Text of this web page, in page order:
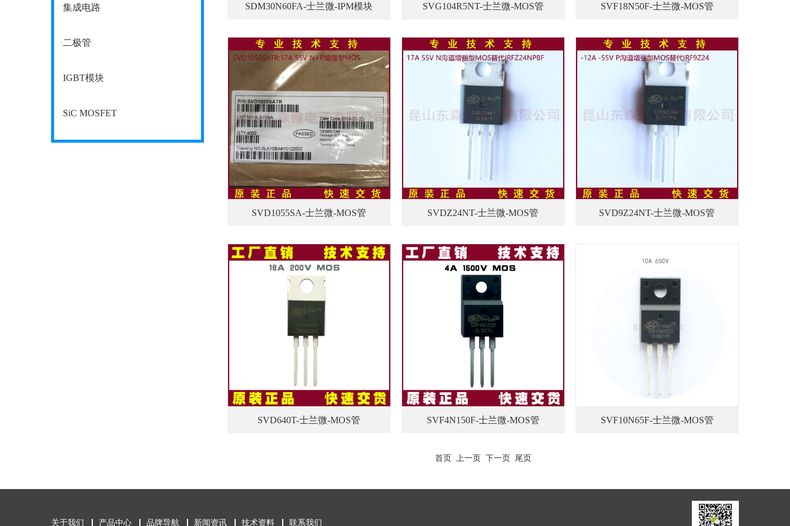
集成电路
二极管
IGBT模块
SiC MOSFET
SDM30N60FA-士兰微-IPM模块 SVG104R5NT-士兰微-MOS管 SVF18N50F-士兰微-MOS管
SVD1055SA-士兰微-MOS管 SVDZ24NT-士兰微-MOS管 SVD9Z24NT-士兰微-MOS管
SVD640T-士兰微-MOS管 SVF4N150F-士兰微-MOS管 SVF10N65F-士兰微-MOS管
首页 上一页 下一页 尾页
关于我们 产品中心 品牌导航 新闻资讯 技术资料 联系我们